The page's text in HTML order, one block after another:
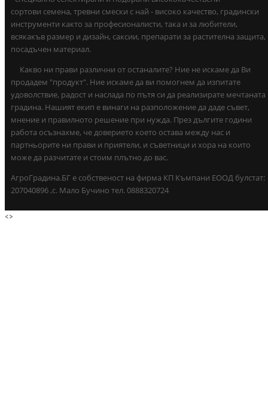
сортови семена, тревни смески с най - високо качество, градински
инструменти както за професионалисти, така и за любители,
всякакъв размер и дизайн, саксии, препарати за растителна защита,
посадъчен материал.
Какво ни прави различни от останалите? Ние не искаме да Ви
продадем "продукт". Ние искаме да ви помогнем да изпитате
удоволствие, радост и наслада по пътя си да реализирате мечтаната
градина. Нашият екип е винаги на разположение да даде съвет,
мнение и правилното решение при нужда. През дългите години
работа осъзнахме, че доверието което остава между нас и
партньорите ни прави и приятели, и съветници и хора на които
може да разчитате и стоим плътно до вас.
АгроГрадина.БГ е собственост на фирма КП Къмпани ЕООД булстат:
207040896 ,с. Мало Бучино тел. 0888320724
<>